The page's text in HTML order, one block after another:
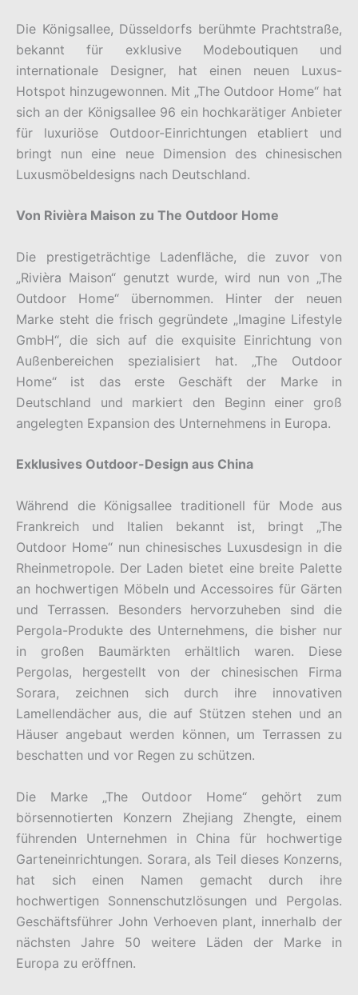
Die Königsallee, Düsseldorfs berühmte Prachtstraße,
bekannt für exklusive Modeboutiquen und
internationale Designer, hat einen neuen Luxus-
Hotspot hinzugewonnen. Mit „The Outdoor Home“ hat
sich an der Königsallee 96 ein hochkarätiger Anbieter
für luxuriöse Outdoor-Einrichtungen etabliert und
bringt nun eine neue Dimension des chinesischen
Luxusmöbeldesigns nach Deutschland.
Von Rivièra Maison zu The Outdoor Home
Die prestigeträchtige Ladenfläche, die zuvor von
„Rivièra Maison“ genutzt wurde, wird nun von „The
Outdoor Home“ übernommen. Hinter der neuen
Marke steht die frisch gegründete „Imagine Lifestyle
GmbH“, die sich auf die exquisite Einrichtung von
Außenbereichen spezialisiert hat. „The Outdoor
Home“ ist das erste Geschäft der Marke in
Deutschland und markiert den Beginn einer groß
angelegten Expansion des Unternehmens in Europa.
Exklusives Outdoor-Design aus China
Während die Königsallee traditionell für Mode aus
Frankreich und Italien bekannt ist, bringt „The
Outdoor Home“ nun chinesisches Luxusdesign in die
Rheinmetropole. Der Laden bietet eine breite Palette
an hochwertigen Möbeln und Accessoires für Gärten
und Terrassen. Besonders hervorzuheben sind die
Pergola-Produkte des Unternehmens, die bisher nur
in großen Baumärkten erhältlich waren. Diese
Pergolas, hergestellt von der chinesischen Firma
Sorara, zeichnen sich durch ihre innovativen
Lamellendächer aus, die auf Stützen stehen und an
Häuser angebaut werden können, um Terrassen zu
beschatten und vor Regen zu schützen.
Die Marke „The Outdoor Home“ gehört zum
börsennotierten Konzern Zhejiang Zhengte, einem
führenden Unternehmen in China für hochwertige
Garteneinrichtungen. Sorara, als Teil dieses Konzerns,
hat sich einen Namen gemacht durch ihre
hochwertigen Sonnenschutzlösungen und Pergolas.
Geschäftsführer John Verhoeven plant, innerhalb der
nächsten Jahre 50 weitere Läden der Marke in
Europa zu eröffnen.